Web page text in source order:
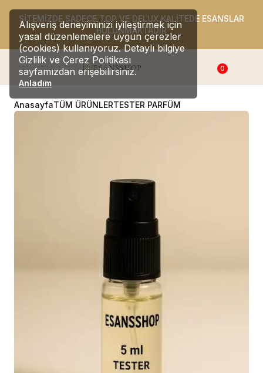
Alışveriş deneyiminizi iyileştirmek için
yasal düzenlemelere uygun çerezler
(cookies) kullanıyoruz. Detaylı bilgiye
Gizlilik ve Çerez Politikası
sayfamızdan erişebilirsiniz.
Anladım
SİTEMİZDE SADECE TOP VE DELUX KALİTEDE ESANSLAR
BULUNMAKTADIR
0
AnasayfaTÜM ÜRÜNLERTESTER PARFÜM